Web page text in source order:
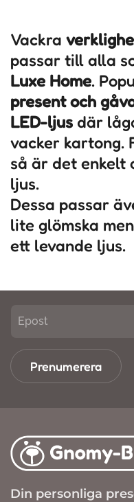
Vackra
passar till alla
Luxe Home.
present och
LED-ljus där
vacker
så är det enkelt
ljus.
Dessa passar
lite glömska
ett levande ljus.
Prenumerera
Din personliga